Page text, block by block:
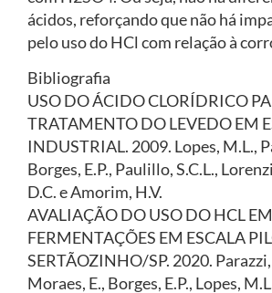
ácidos, reforçando que não há
pelo uso do HCl com relação à
Bibliografia
USO DO ÁCIDO CLORÍDRICO
TRATAMENTO DO LEVEDO EM
INDUSTRIAL. 2009. Lopes, M.L.,
Borges, E.P., Paulillo, S.C.L.,
D.C. e Amorim, H.V.
AVALIAÇÃO DO USO DO HCL EM
FERMENTAÇÕES EM ESCALA
SERTÃOZINHO/SP. 2020.
Moraes, E., Borges, E.P., Lopes,